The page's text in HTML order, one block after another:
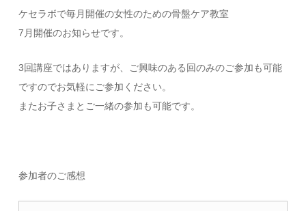
ケセラボで毎月開催の女性のための骨盤ケア教室
7月開催のお知らせです。
3回講座ではありますが、ご興味のある回のみのご参加も可能
ですのでお気軽にご参加ください。
またお子さまとご一緒の参加も可能です。
参加者のご感想